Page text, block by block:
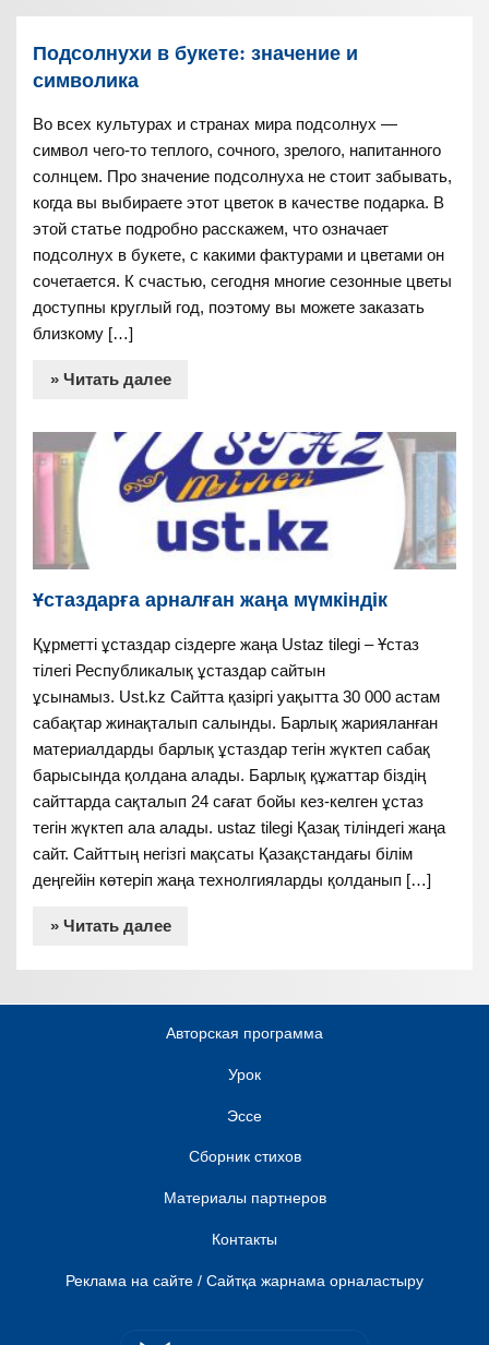
Подсолнухи в букете: значение и
символика
Во всех культурах и странах мира подсолнух —
символ чего-то теплого, сочного, зрелого, напитанного
солнцем. Про значение подсолнуха не стоит забывать,
когда вы выбираете этот цветок в качестве подарка. В
этой статье подробно расскажем, что означает
подсолнух в букете, с какими фактурами и цветами он
сочетается. К счастью, сегодня многие сезонные цветы
доступны круглый год, поэтому вы можете заказать
близкому […]
» Читать далее
Ұстаздарға арналған жаңа мүмкіндік
Құрметті ұстаздар сіздерге жаңа Ustaz tilegi – Ұстаз
тілегі Республикалық ұстаздар сайтын
ұсынамыз. Ust.kz Сайтта қазіргі уақытта 30 000 астам
сабақтар жинақталып салынды. Барлық жарияланған
материалдарды барлық ұстаздар тегін жүктеп сабақ
барысында қолдана алады. Барлық құжаттар біздің
сайттарда сақталып 24 сағат бойы кез-келген ұстаз
тегін жүктеп ала алады. ustaz tilegi Қазақ тіліндегі жаңа
сайт. Сайттың негізгі мақсаты Қазақстандағы білім
деңгейін көтеріп жаңа технолгияларды қолданып […]
» Читать далее
Авторская программа
Урок
Эссе
Сборник стихов
Материалы партнеров
Контакты
Реклама на сайте / Сайтқа жарнама орналастыру